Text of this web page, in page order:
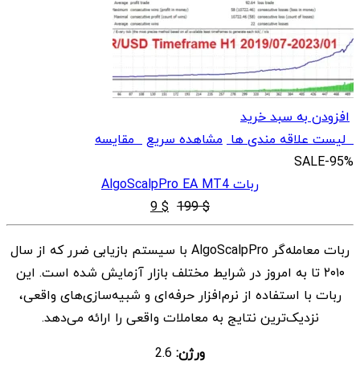
افزودن به سبد خرید
لیست علاقه مندی ها مشاهده سریعمقایسه
SALE-95%
ربات AlgoScalpPro EA MT4
$
199
قیمت
اصلی
$ 199
بود.
$
9 قیمت
فعلی
$ 9
است.
ربات معامله‌گر AlgoScalpPro با سیستم بازیابی ضرر که از سال
۲۰۱۰ تا به امروز در شرایط مختلف بازار آزمایش شده است. این
ربات با استفاده از نرم‌افزار حرفه‌ای و شبیه‌سازی‌های واقعی،
نزدیک‌ترین نتایج به معاملات واقعی را ارائه می‌دهد.
ورژن: